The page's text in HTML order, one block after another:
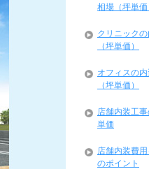
相場（坪単価
クリニック
（坪単価）
オフィスの
（坪単価）
店舗内装工
単価
店舗内装費
のポイント